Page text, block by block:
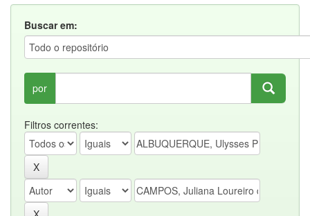
Buscar em:
por
Filtros correntes: